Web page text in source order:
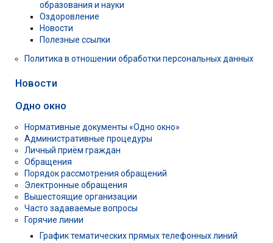
образования и науки
Оздоровление
Новости
Полезные ссылки
Политика в отношении обработки персональных данных
Новости
Одно окно
Нормативные документы «Одно окно»
Административные процедуры
Личный приём граждан
Обращения
Порядок рассмотрения обращений
Электронные обращения
Вышестоящие организации
Часто задаваемые вопросы
Горячие линии
График тематических прямых телефонных линий